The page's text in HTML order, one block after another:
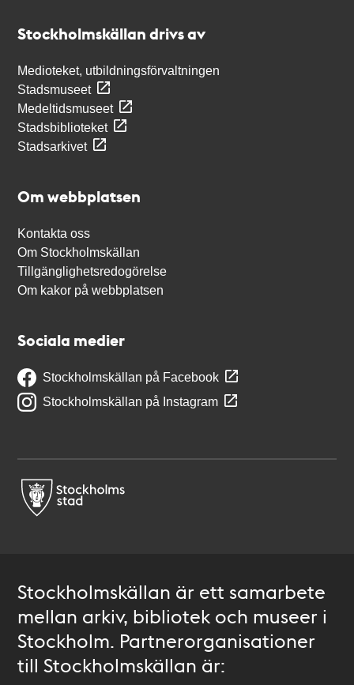
Stockholmskällan drivs av
Medioteket, utbildningsförvaltningen
Stadsmuseet
Medeltidsmuseet
Stadsbiblioteket
Stadsarkivet
Om webbplatsen
Kontakta oss
Om Stockholmskällan
Tillgänglighetsredogörelse
Om kakor på webbplatsen
Sociala medier
Stockholmskällan på Facebook
Stockholmskällan på Instagram
Stockholmskällan är ett samarbete
mellan arkiv, bibliotek och museer i
Stockholm. Partnerorganisationer
till Stockholmskällan är: